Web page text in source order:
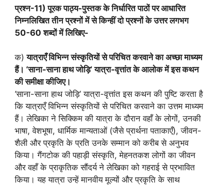
प्रश्न-11) पूरक पाठ्य-पुस्तक के निर्धारित पाठों पर आधारित
निम्नलिखित तीन प्रश्नों में से किन्हीं दो प्रश्नों के उत्तर लगभग
50-60 शब्दों में लिखिए-
क)यात्राएँ विभिन्न संस्कृतियों से परिचित करवाने का अच्छा माध्यम
हैं। ‘साना-साना हाथ जोड़ि’ यात्रा-वृत्तांत के आलोक में इस कथन
की समीक्षा कीजिए।
‘साना-साना हाथ जोड़ि’ यात्रा-वृत्तांत इस कथन की पुष्टि करता है
कि यात्राएँ विभिन्न संस्कृतियों से परिचित करवाने का उत्तम माध्यम
हैं। लेखिका ने सिक्किम की यात्रा के दौरान वहाँ के लोगों, उनकी
भाषा, वेशभूषा, धार्मिक मान्यताओं (जैसे प्रार्थना पताकाएँ), जीवन-
शैली और प्रकृति के प्रति उनके सम्मान को करीब से अनुभव
किया। गैंगटोक की पहाड़ी संस्कृति, मेहनतकश लोगों का जीवन
और वहाँ के प्राकृतिक सौंदर्य ने लेखिका को गहराई से प्रभावित
किया। यह यात्रा उन्हें मानवीय मूल्यों और प्रकृति के साथ